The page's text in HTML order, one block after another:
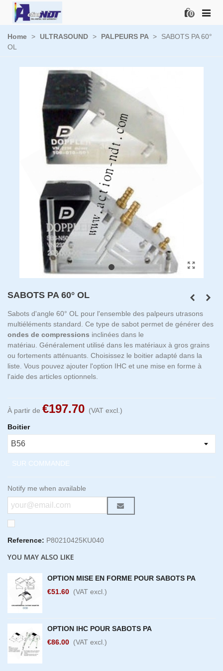
0
Home > ULTRASOUND > PALPEURS PA >
SABOTS PA 60°
OL
SABOTS PA 60° OL
Sabots d'angle 60° OL pour l'ensemble des palpeurs utrasons
multiéléments standard. Ce type de sabot permet de générer des
ondes de compressions inclinées dans le
matériau. Généralement utilisé dans les matériaux à gros grains
ou fortements atténuants. Choisissez le boitier adapté dans la
liste. Vous pouvez ajouter l'option IHC et une mise en forme à
l'aide des articles optionnels.
À partir de €197.70 (VAT excl.)
Boitier
SUR COMMANDE
Notify me when available
Reference: P80210425KU040
YOU MAY ALSO LIKE
OPTION MISE EN FORME POUR SABOTS PA
€51.60 (VAT excl.)
OPTION IHC POUR SABOTS PA
€86.00 (VAT excl.)